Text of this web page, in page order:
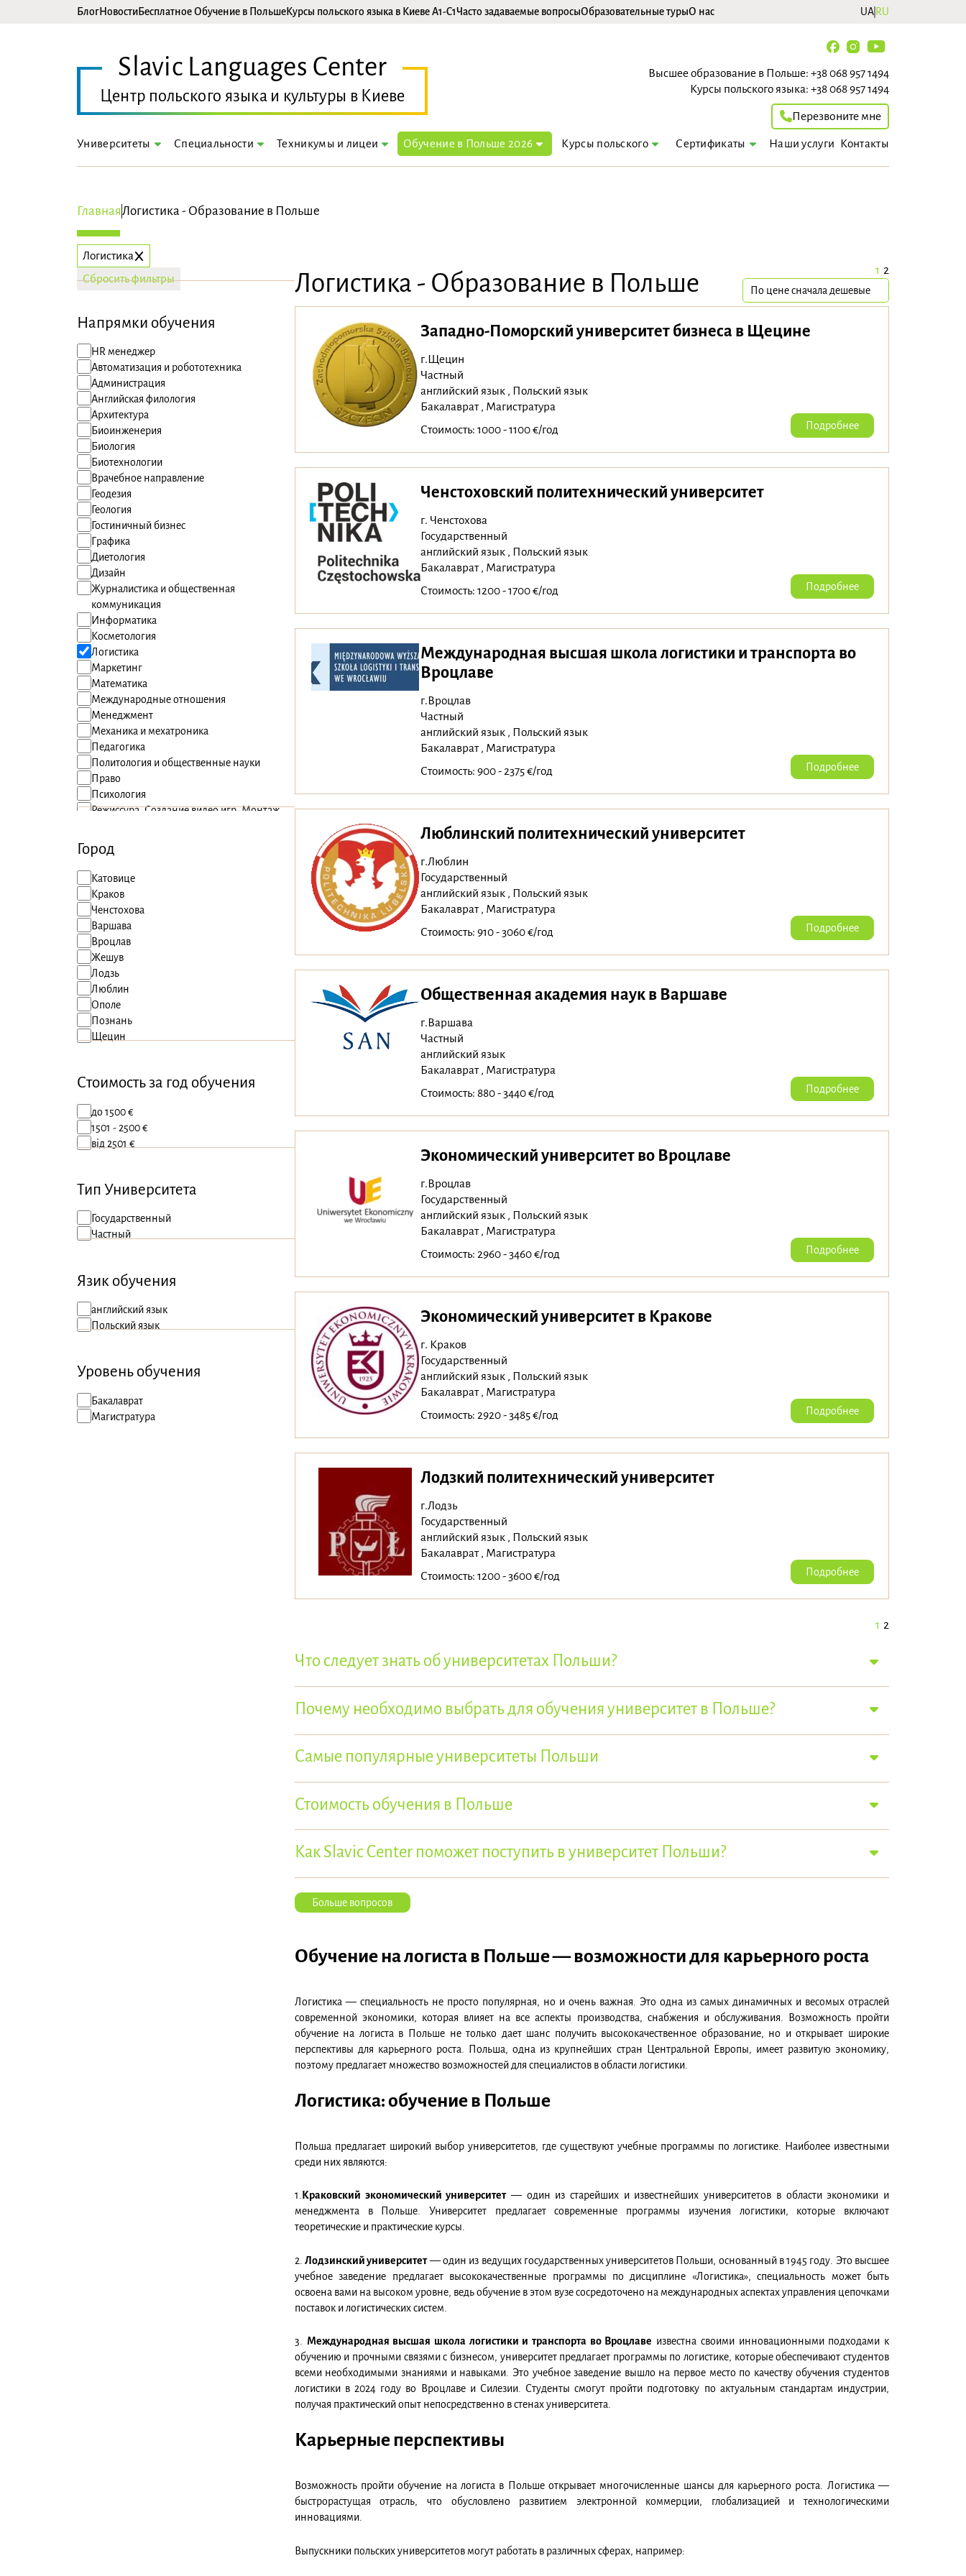
БлогНовостиБесплатное Обучение в ПольшеКурсы польского языка в Киеве A1-C1Часто задаваемые вопросыОбразовательные турыО нас UA RU
Slavic Languages Center
Центр польского языка и культуры в Киеве
Высшее образование в Польше: +38 068 957 1494
Курсы польского языка: +38 068 957 1494
Перезвоните мне
Университеты Специальности Техникумы и лицеи Обучение в Польше 2026 Курсы польского Сертификаты Наши услуги Контакты
ГлавнаяЛогистика - Образование в Польше
Логистика
Сбросить фильтры
Напрямки обучения
HR менеджер
Автоматизация и робототехника
Администрация
Английская филология
Архитектура
Биоинженерия
Биология
Биотехнологии
Врачебное направление
Геодезия
Геология
Гостиничный бизнес
Графика
Диетология
Дизайн
Журналистика и общественная
коммуникация
Информатика
Косметология
Логистика
Маркетинг
Математика
Международные отношения
Менеджмент
Механика и мехатроника
Педагогика
Политология и общественные науки
Право
Психология
Режиссура, Создание видео игр, Монтаж
Спорт
Строительство
Туризм и рекреация
Физика
Физиотерапия
Финансы и бухгалтерский учет
Химия
Художественные направления
Экология и окружающая среда
Экономика
Электротехника
Город
Катовице
Краков
Ченстохова
Варшава
Вроцлав
Жешув
Лодзь
Люблин
Ополе
Познань
Щецин
Стоимость за год обучения
до 1500 €
1501 - 2500 €
від 2501 €
Тип Университета
Государственный
Частный
Язик обучения
английский язык
Польский язык
Уровень обучения
Бакалаврат
Магистратура
Логистика - Образование в Польше 1 2
Западно-Поморский университет бизнеса в Щецине
г.Щецин
Частный
английский язык , Польский язык
Бакалаврат , Магистратура
Стоимость: 1000 - 1100 €/год
Подробнее
Ченстоховский политехнический университет
г. Ченстохова
Государственный
английский язык , Польский язык
Бакалаврат , Магистратура
Стоимость: 1200 - 1700 €/год
Подробнее
Международная высшая школа логистики и транспорта во
Вроцлаве
г.Вроцлав
Частный
английский язык , Польский язык
Бакалаврат , Магистратура
Стоимость: 900 - 2375 €/год
Подробнее
Люблинский политехнический университет
г.Люблин
Государственный
английский язык , Польский язык
Бакалаврат , Магистратура
Стоимость: 910 - 3060 €/год
Подробнее
Общественная академия наук в Варшаве
г.Варшава
Частный
английский язык
Бакалаврат , Магистратура
Стоимость: 880 - 3440 €/год
Подробнее
Экономический университет во Вроцлаве
г.Вроцлав
Государственный
английский язык , Польский язык
Бакалаврат , Магистратура
Стоимость: 2960 - 3460 €/год
Подробнее
Экономический университет в Кракове
г. Краков
Государственный
английский язык , Польский язык
Бакалаврат , Магистратура
Стоимость: 2920 - 3485 €/год
Подробнее
Лодзкий политехнический университет
г.Лодзь
Государственный
английский язык , Польский язык
Бакалаврат , Магистратура
Стоимость: 1200 - 3600 €/год
Подробнее
1 2
Что следует знать об университетах Польши?
Почему необходимо выбрать для обучения университет в Польше?
Самые популярные университеты Польши
Стоимость обучения в Польше
Как Slavic Center поможет поступить в университет Польши?
Больше вопросов
Обучение на логиста в Польше — возможности для карьерного роста
Логистика — специальность не просто популярная, но и очень важная. Это одна из самых динамичных и весомых отраслей
современной экономики, которая влияет на все аспекты производства, снабжения и обслуживания. Возможность пройти
обучение на логиста в Польше не только дает шанс получить высококачественное образование, но и открывает широкие
перспективы для карьерного роста. Польша, одна из крупнейших стран Центральной Европы, имеет развитую экономику,
поэтому предлагает множество возможностей для специалистов в области логистики.
Логистика: обучение в Польше
Польша предлагает широкий выбор университетов, где существуют учебные программы по логистике. Наиболее известными
среди них являются:
1.Краковский экономический университет— один из старейших и известнейших университетов в области экономики и
менеджмента в Польше. Университет предлагает современные программы изучения логистики, которые включают
теоретические и практические курсы.
2.Лодзинский университет— один из ведущих государственных университетов Польши, основанный в 1945 году. Это высшее
учебное заведение предлагает высококачественные программы по дисциплине «Логистика», специальность может быть
освоена вами на высоком уровне, ведь обучение в этом вузе сосредоточено на международных аспектах управления цепочками
поставок и логистических систем.
3. Международная высшая школа логистики и транспорта во Вроцлаве известна своими инновационными подходами к
обучению и прочными связями с бизнесом, университет предлагает программы по логистике, которые обеспечивают студентов
всеми необходимыми знаниями и навыками. Это учебное заведение вышло на первое место по качеству обучения студентов
логистики в 2024 году во Вроцлаве и Силезии. Студенты смогут пройти подготовку по актуальным стандартам индустрии,
получая практический опыт непосредственно в стенах университета.
Карьерные перспективы
Возможность пройти обучение на логиста в Польше открывает многочисленные шансы для карьерного роста. Логистика —
быстрорастущая отрасль, что обусловлено развитием электронной коммерции, глобализацией и технологическими
инновациями.
Выпускники польских университетов могут работать в различных сферах, например: